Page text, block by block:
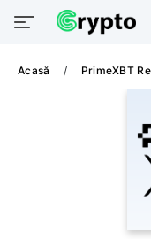
Acasă PrimeXBT